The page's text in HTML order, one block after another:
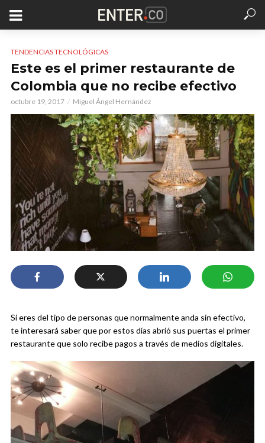
TENDENCIAS TECNOLÓGICAS
Este es el primer restaurante de
Colombia que no recibe efectivo
octubre 19, 2017 Miguel Ángel Hernández
Si eres del tipo de personas que normalmente anda sin efectivo,
te interesará saber que por estos días abrió sus puertas el primer
restaurante que solo recibe pagos a través de medios digitales.